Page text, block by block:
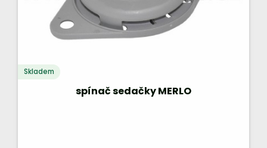
Skladem
spínač sedačky MERLO